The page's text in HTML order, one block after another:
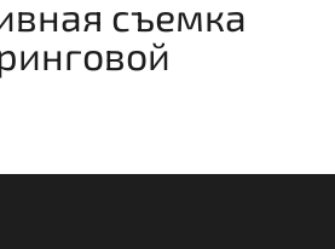
съемка